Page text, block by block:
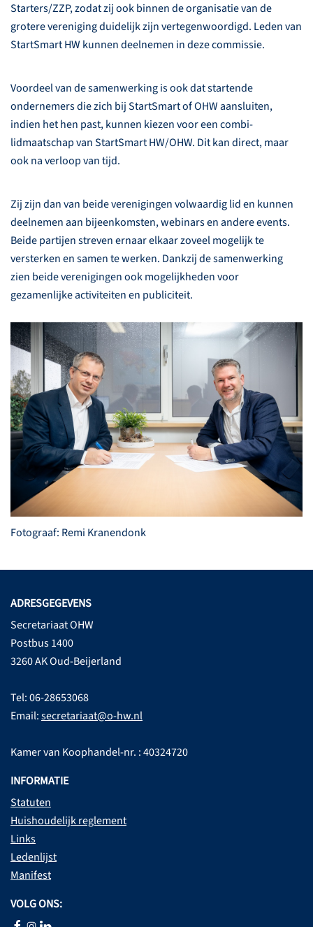
Starters/ZZP, zodat zij ook binnen de organisatie van de
grotere vereniging duidelijk zijn vertegenwoordigd. Leden van
StartSmart HW kunnen deelnemen in deze commissie.
Voordeel van de samenwerking is ook dat startende
ondernemers die zich bij StartSmart of OHW aansluiten,
indien het hen past, kunnen kiezen voor een combi-
lidmaatschap van StartSmart HW/OHW. Dit kan direct, maar
ook na verloop van tijd.
Zij zijn dan van beide verenigingen volwaardig lid en kunnen
deelnemen aan bijeenkomsten, webinars en andere events.
Beide partijen streven ernaar elkaar zoveel mogelijk te
versterken en samen te werken. Dankzij de samenwerking
zien beide verenigingen ook mogelijkheden voor
gezamenlijke activiteiten en publiciteit.
Fotograaf: Remi Kranendonk
ADRESGEGEVENS
Secretariaat OHW
Postbus 1400
3260 AK Oud-Beijerland
Tel: 06-28653068
Email:secretariaat@o-hw.nl
Kamer van Koophandel-nr. : 40324720
INFORMATIE
Statuten
Huishoudelijk reglement
Links
Ledenlijst
Manifest
VOLG ONS: